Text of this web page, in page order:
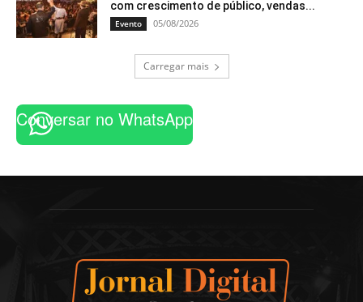
com crescimento de público, vendas...
Evento 05/08/2026
Carregar mais
Conversar no WhatsApp